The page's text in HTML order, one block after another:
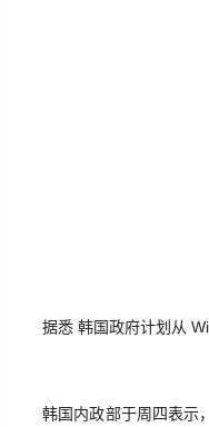
据悉 韩国政府计划从
韩国内政部于周四表示